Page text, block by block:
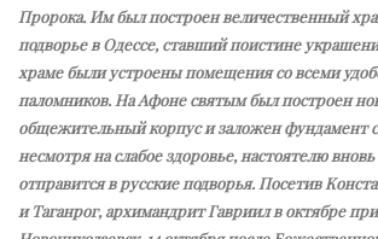
Пророка. Им был построен величественный
подворье в Одессе, ставший поистине
храме были устроены помещения со всеми
паломников. На Афоне святым был построен
общежительный корпус и заложен фундамент
несмотря на слабое здоровье, настоятелю
отправится в русские подворья. Посетив
и Таганрог, архимандрит Гавриил в октябре